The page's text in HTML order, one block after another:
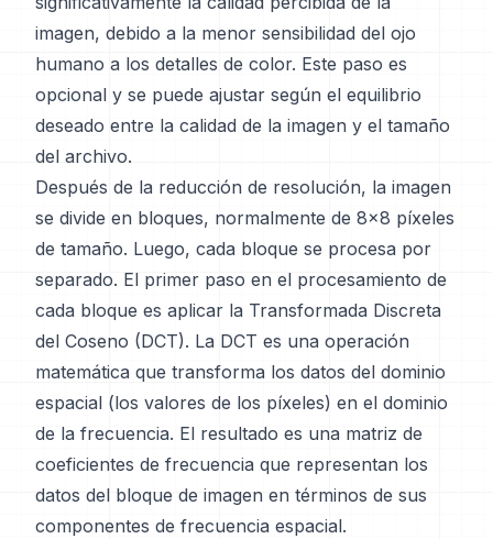
imagen, debido a la menor sensibilidad del ojo
humano a los detalles de color. Este paso es
opcional y se puede ajustar según el equilibrio
deseado entre la calidad de la imagen y el tamaño
del archivo.
Después de la reducción de resolución, la imagen
se divide en bloques, normalmente de 8x8 píxeles
de tamaño. Luego, cada bloque se procesa por
separado. El primer paso en el procesamiento de
cada bloque es aplicar la Transformada Discreta
del Coseno (DCT). La DCT es una operación
matemática que transforma los datos del dominio
espacial (los valores de los píxeles) en el dominio
de la frecuencia. El resultado es una matriz de
coeficientes de frecuencia que representan los
datos del bloque de imagen en términos de sus
componentes de frecuencia espacial.